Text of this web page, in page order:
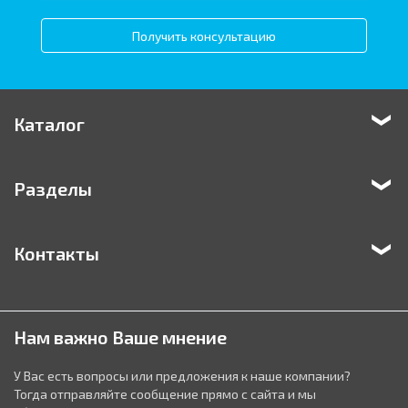
Получить консультацию
Каталог
Разделы
Контакты
Нам важно Ваше мнение
У Вас есть вопросы или предложения к наше компании?
Тогда отправляйте сообщение прямо с сайта и мы